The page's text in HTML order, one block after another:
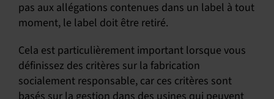
pas aux allégations contenues dans un label à tout
moment, le label doit être retiré.
Cela est particulièrement important lorsque vous
définissez des critères sur la fabrication
socialement responsable, car ces critères sont